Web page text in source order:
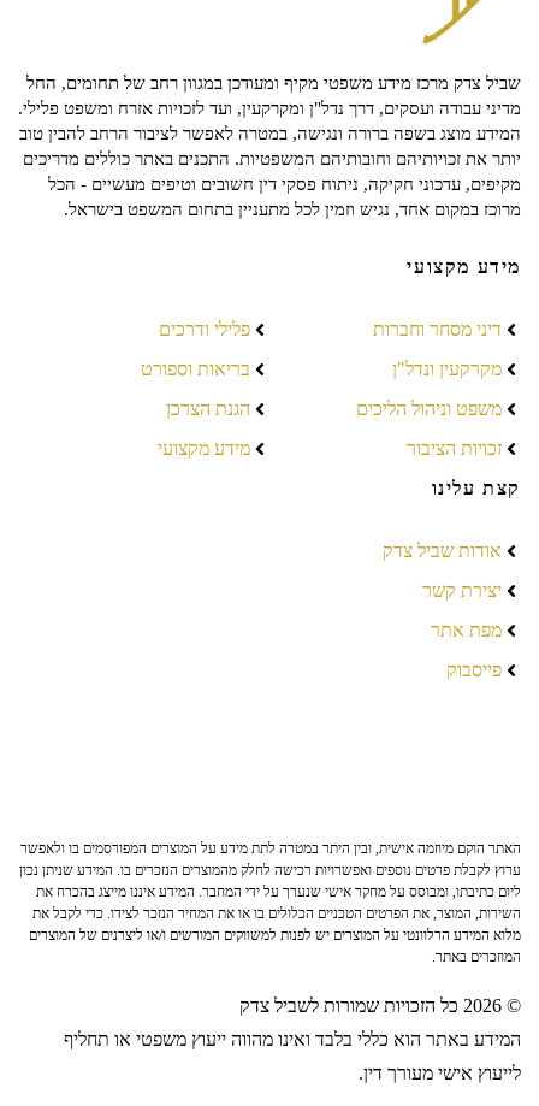
שביל צדק מרכז מידע משפטי מקיף ומעודכן במגוון רחב של תחומים, החל
מדיני עבודה ועסקים, דרך נדל"ן ומקרקעין, ועד לזכויות אזרח ומשפט פלילי.
המידע מוצג בשפה ברורה ונגישה, במטרה לאפשר לציבור הרחב להבין טוב
יותר את זכויותיהם וחובותיהם המשפטיות. התכנים באתר כוללים מדריכים
מקיפים, עדכוני חקיקה, ניתוח פסקי דין חשובים וטיפים מעשיים - הכל
מרוכז במקום אחד, נגיש וזמין לכל מתעניין בתחום המשפט בישראל.
מידע מקצועי
דיני מסחר וחברות
מקרקעין ונדל"ן
משפט וניהול הליכים
זכויות הציבור
פלילי ודרכים
בריאות וספורט
הגנת הצרכן
מידע מקצועי
קצת עלינו
אודות שביל צדק
יצירת קשר
מפת אתר
פייסבוק
האתר הוקם מיוזמה אישית, ובין היתר במטרה לתת מידע על המוצרים המפורסמים בו ולאפשר
ערוץ לקבלת פרטים נוספים ואפשרויות רכישה לחלק מהמוצרים הנזכרים בו. המידע שניתן נכון
ליום כתיבתו, ומבוסס על מחקר אישי שנערך על ידי המחבר. המידע איננו מייצג בהכרח את
השירות, המוצר, את הפרטים הטכניים הכלולים בו או את המחיר הנזכר לצידו. כדי לקבל את
מלוא המידע הרלוונטי על המוצרים יש לפנות למשווקים המורשים ו/או ליצרנים של המוצרים
המוזכרים באתר.
© 2026 כל הזכויות שמורות לשביל צדק
המידע באתר הוא כללי בלבד ואינו מהווה ייעוץ משפטי או תחליף
לייעוץ אישי מעורך דין.